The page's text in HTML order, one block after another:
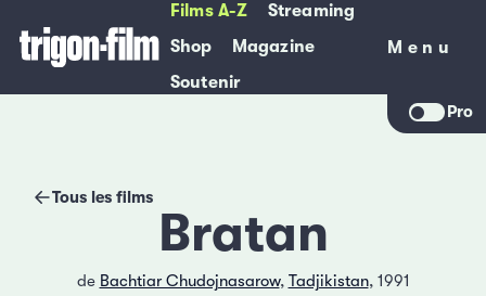
Films A-Z
Streaming
Shop
Magazine
Soutenir
Menu
Menu
Pro
Tous les films
Bratan
de Bachtiar Chudojnasarow, Tadjikistan, 1991